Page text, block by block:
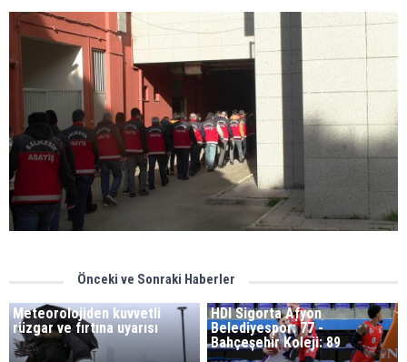
Önceki ve Sonraki Haberler
Meteorolojiden kuvvetli
rüzgar ve fırtına uyarısı
HDI Sigorta Afyon
Belediyespor: 77 -
Bahçeşehir Koleji: 89